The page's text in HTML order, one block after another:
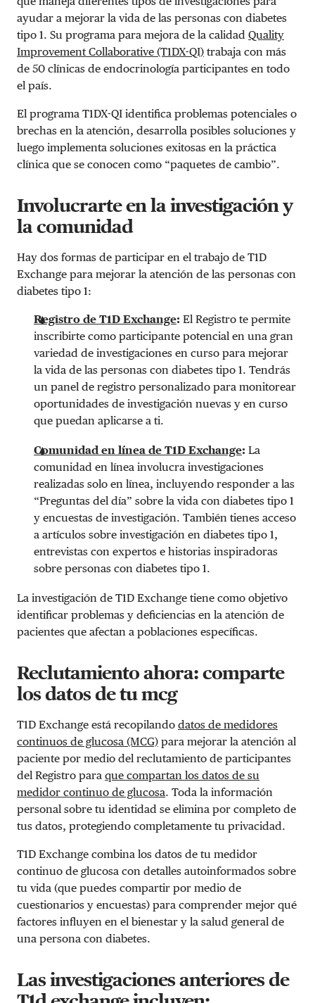
ayudar a mejorar la vida de las personas con diabetes
tipo 1. Su programa para mejora de la calidad Quality
Improvement Collaborative (T1DX-QI) trabaja con más
de 50 clínicas de endocrinología participantes en todo
el país.
El programa T1DX-QI identifica problemas potenciales o
brechas en la atención, desarrolla posibles soluciones y
luego implementa soluciones exitosas en la práctica
clínica que se conocen como “paquetes de cambio”.
Involucrarte en la investigación y
la comunidad
Hay dos formas de participar en el trabajo de T1D
Exchange para mejorar la atención de las personas con
diabetes tipo 1:
Registro de T1D Exchange: El Registro te permite
inscribirte como participante potencial en una gran
variedad de investigaciones en curso para mejorar
la vida de las personas con diabetes tipo 1. Tendrás
un panel de registro personalizado para monitorear
oportunidades de investigación nuevas y en curso
que puedan aplicarse a ti.
Comunidad en línea de T1D Exchange: La
comunidad en línea involucra investigaciones
realizadas solo en línea, incluyendo responder a las
“Preguntas del día” sobre la vida con diabetes tipo 1
y encuestas de investigación. También tienes acceso
a artículos sobre investigación en diabetes tipo 1,
entrevistas con expertos e historias inspiradoras
sobre personas con diabetes tipo 1.
La investigación de T1D Exchange tiene como objetivo
identificar problemas y deficiencias en la atención de
pacientes que afectan a poblaciones específicas.
Reclutamiento ahora: comparte
los datos de tu mcg
T1D Exchange está recopilando datos de medidores
continuos de glucosa (MCG) para mejorar la atención al
paciente por medio del reclutamiento de participantes
del Registro para que compartan los datos de su
medidor continuo de glucosa. Toda la información
personal sobre tu identidad se elimina por completo de
tus datos, protegiendo completamente tu privacidad.
T1D Exchange combina los datos de tu medidor
continuo de glucosa con detalles autoinformados sobre
tu vida (que puedes compartir por medio de
cuestionarios y encuestas) para comprender mejor qué
factores influyen en el bienestar y la salud general de
una persona con diabetes.
Las investigaciones anteriores de